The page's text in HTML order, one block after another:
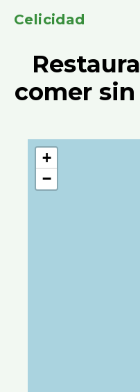
Celicidad
comer
+
−